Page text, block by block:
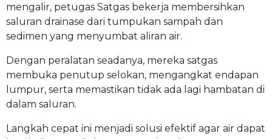
mengalir, petugas Satgas bekerja membersihkan
saluran drainase dari tumpukan sampah dan
sedimen yang menyumbat aliran air.
Dengan peralatan seadanya, mereka satgas
membuka penutup selokan, mengangkat endapan
lumpur, serta memastikan tidak ada lagi hambatan di
dalam saluran.
Langkah cepat ini menjadi solusi efektif agar air dapat